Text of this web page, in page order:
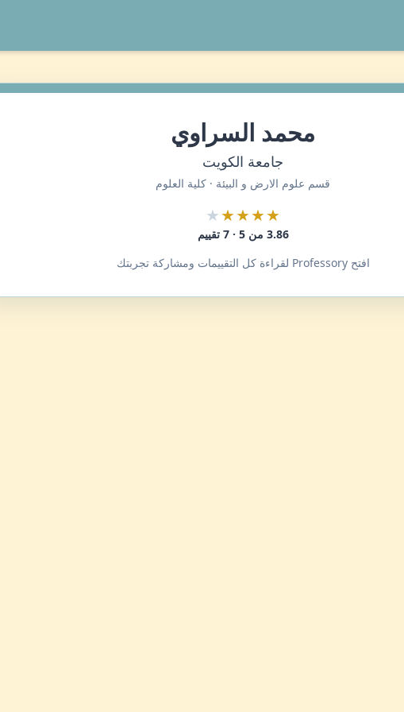
محمد السراوي
جامعة الكويت
قسم علوم الارض و البيئة · كلية العلوم
★★★★
★
3.86 من 5 · 7 تقييم
افتح Professory لقراءة كل التقييمات ومشاركة تجربتك